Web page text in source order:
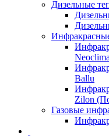
Дизельные
Neoclima
Ballu
Zilon
Газовые